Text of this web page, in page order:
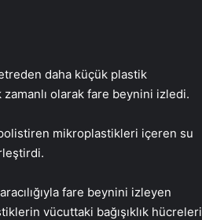
daha küçük plastik
olarak fare beynini izledi.
polistiren mikroplastikleri içeren su
fare beynini izleyen
vücuttaki bağışıklık hücreleri